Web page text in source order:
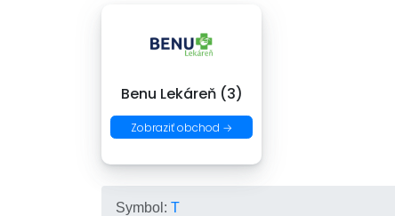
Benu Lekáreň (3)
Zobraziť obchod →
Symbol: T